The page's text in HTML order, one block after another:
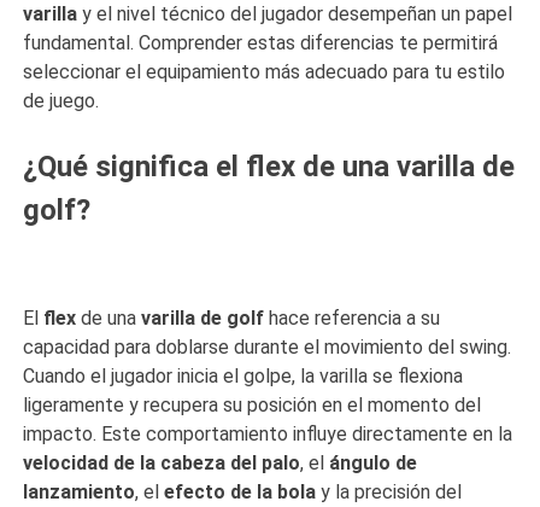
varilla y el nivel técnico del jugador desempeñan un papel
fundamental. Comprender estas diferencias te permitirá
seleccionar el equipamiento más adecuado para tu estilo
de juego.
¿Qué significa el flex de una varilla de
golf?
El flex de unavarilla de golf hace referencia a su
capacidad para doblarse durante el movimiento del swing.
Cuando el jugador inicia el golpe, la varilla se flexiona
ligeramente y recupera su posición en el momento del
impacto. Este comportamiento influye directamente en la
velocidad de la cabeza del palo, el ángulo de
lanzamiento, elefecto de la bola y la precisión del